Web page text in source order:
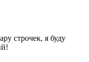
строчек, я буду